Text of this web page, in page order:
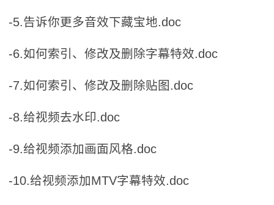
-5.告诉你更多音效下藏宝地.doc
-6.如何索引、修改及删除字幕特效.doc
-7.如何索引、修改及删除贴图.doc
-8.给视频去水印.doc
-9.给视频添加画面风格.doc
-10.给视频添加MTV字幕特效.doc